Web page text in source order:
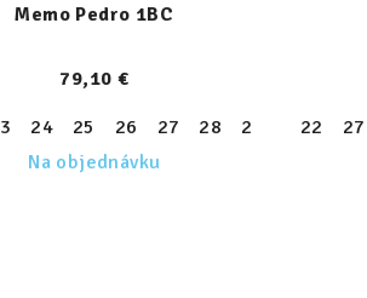
Memo Pedro 1BC
79,10 €
24 25 26 27 28 29 30
31
Na objednávku
22
27